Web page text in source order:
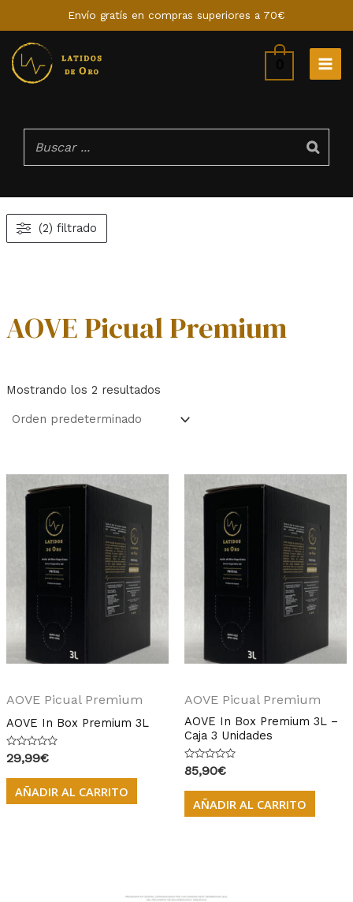
contenido
Envío gratís en compras superiores a 70€
(2) filtrado
AOVE Picual Premium
Mostrando los 2 resultados
AOVE Picual Premium
AOVE In Box Premium 3L
Valorado
con
29,99€
AÑADIR AL CARRITO
AOVE Picual Premium
AOVE In Box Premium 3L –
Caja 3 Unidades
Valorado
con
85,90€
AÑADIR AL CARRITO